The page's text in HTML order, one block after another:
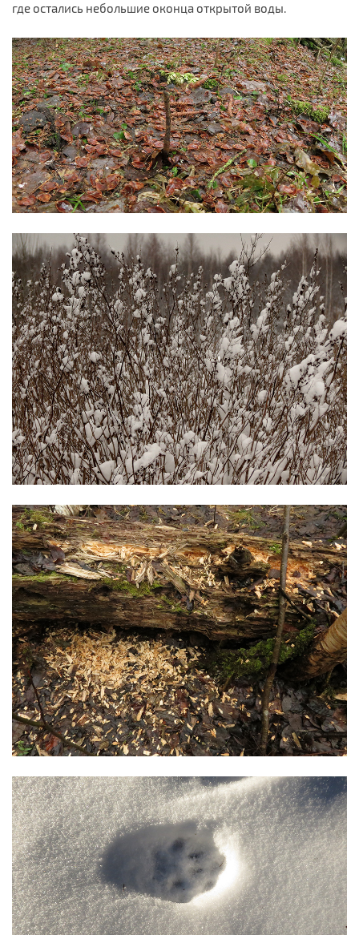
где остались небольшие оконца открытой воды.